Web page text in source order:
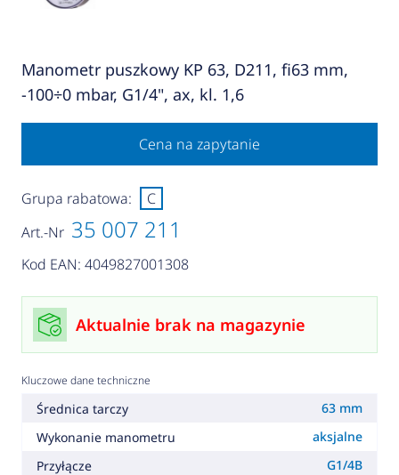
Manometr puszkowy KP 63, D211, fi63 mm,
-100÷0 mbar, G1/4", ax, kl. 1,6
Cena na zapytanie
Art.-Nr 35 007 211
Kod EAN: 4049827001308
Grupa rabatowa: C
Aktualnie brak na magazynie
Kluczowe dane techniczne
Średnica tarczy
63 mm
Wykonanie manometru
aksjalne
Przyłącze
G1/4B